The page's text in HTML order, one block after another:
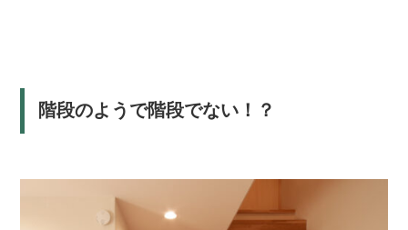
階段のようで階段でない！？